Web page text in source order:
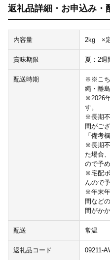
返礼品詳細・お申込み・
内容量 2kg ×
賞味期限 夏：2
配送時期
※※こち
縄・離
※2026
す。
※長期
間がご
「備考
※長期
た場合
ので予
※宅配
んので
※年末
間など
間がか
配送 常温
返礼品コード 09211-